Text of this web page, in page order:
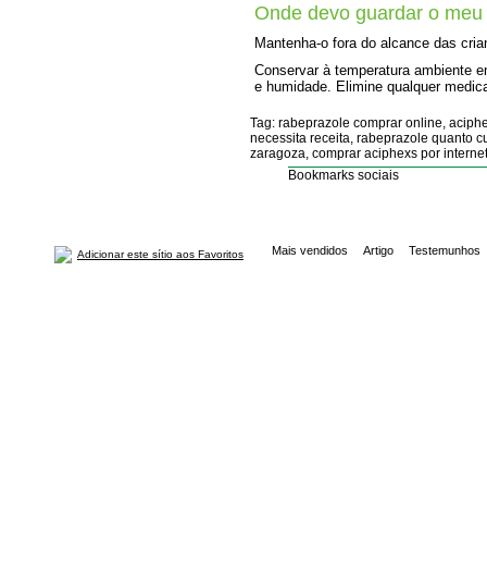
Onde devo guardar o
Mantenha-o fora do alcance das
Conservar à temperatura ambiente
e humidade. Elimine qualquer
Tag: rabeprazole comprar online,
necessita receita, rabeprazole quanto
zaragoza, comprar aciphexs por
Bookmarks sociais
Adicionar este sítio aos Favoritos Mais vendidos Artigo Testemunhos